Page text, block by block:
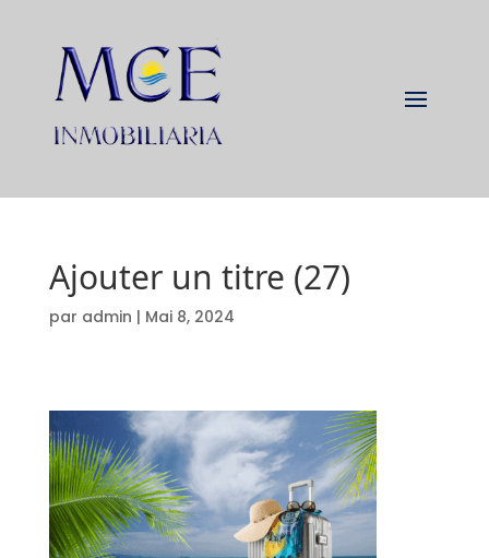
Ajouter un titre (27)
par admin | Mai 8, 2024